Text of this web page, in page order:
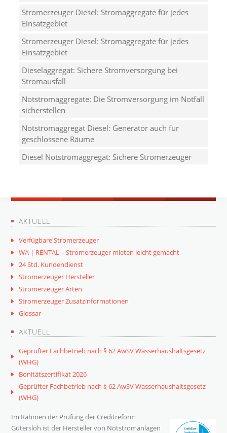
Stromerzeuger Diesel: Stromaggregate für jedes
Einsatzgebiet
Stromerzeuger Diesel: Stromaggregate für jedes
Einsatzgebiet
Dieselaggregat: Sichere Stromversorgung bei
Stromausfall
Notstromaggregate: Die Stromversorgung im Notfall
sicherstellen
Notstromaggregat Diesel: Generator auch für
geschlossene Räume
Diesel Notstromaggregat: Sichere Stromerzeuger
AKTUELL
Verfügbare Stromerzeuger
WA | RENTAL – Stromerzeuger mieten leicht gemacht
24 Std. Kundendienst
Stromerzeuger Hersteller
Stromerzeuger Arten
Stromerzeuger Zusatzinformationen
Glossar
AKTUELL
Geprüfter Fachbetrieb nach § 62 AwSV Wasserhaushaltsgesetz
(WHG)
Bonitätszertifikat 2026
Geprüfter Fachbetrieb nach § 62 AwSV Wasserhaushaltsgesetz
(WHG)
Im Rahmen der Prüfung der Creditreform
Gütersloh ist der Hersteller von Notstromanlagen